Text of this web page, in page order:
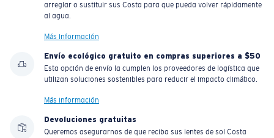
arreglar o sustituir sus Costa para que pueda volver rápidamente
al agua.
Más información
Envío ecológico gratuito en compras superiores a $50
Esta opción de envío la cumplen los proveedores de logística que
utilizan soluciones sostenibles para reducir el impacto climático.
Más información
Devoluciones gratuitas
Queremos asegurarnos de que reciba sus lentes de sol Costa